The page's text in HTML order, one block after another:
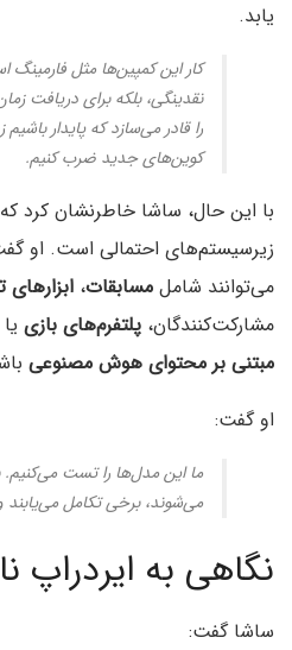
یابد.
کار این کمپین‌ها مثل فارمینگ
نقدینگی، بلکه برای دریافت
را قادر می‌سازد که پایدار
کوین‌های جدید ضرب کنیم.
با این حال، ساشا خاطرنشان کرد که
زیرسیستم‌های احتمالی است. او
می‌توانند شامل مسابقات،
مشارکت‌کنندگان، پلتفرم‌های بازی
مبتنی بر محتوای هوش مصنوعی
او گفت:
‌ما ‌این مدل‌ها را تست می‌کنیم.
می‌شوند، برخی تکامل
نگاهی به ایردراپ
ساشا گفت: